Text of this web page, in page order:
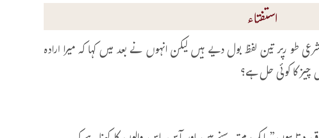
استفتاء
رپر تین لفظ بول دیے ہیں لیکن انہوں نے بعد میں کہا کہ میرا ارادہ
کا کوئی حل ہے؟